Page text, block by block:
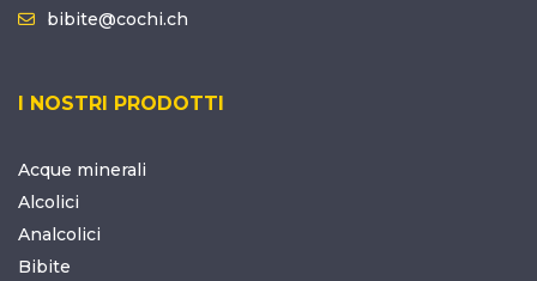
bibite@cochi.ch
I NOSTRI PRODOTTI
Acque minerali
Alcolici
Analcolici
Bibite